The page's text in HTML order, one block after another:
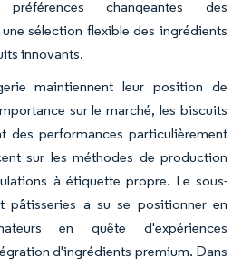
changeantes des
sélection flexible des ingrédients
innovants.
maintiennent leur position de
sur le marché, les biscuits
des performances particulièrement
sur les méthodes de production
à étiquette propre. Le sous-
pâtisseries a su se positionner en
en quête d'expériences
d'ingrédients premium. Dans